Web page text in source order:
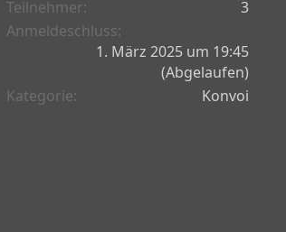
Teilnehmer
3
Anmeldeschluss
1. März 2025 um 19:45
(Abgelaufen)
Kategorie
Konvoi